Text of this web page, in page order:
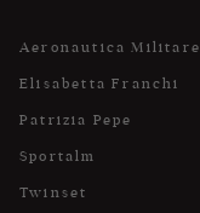
Aeronautica Militare
Elisabetta Franchi
Patrizia Pepe
Sportalm
Twinset